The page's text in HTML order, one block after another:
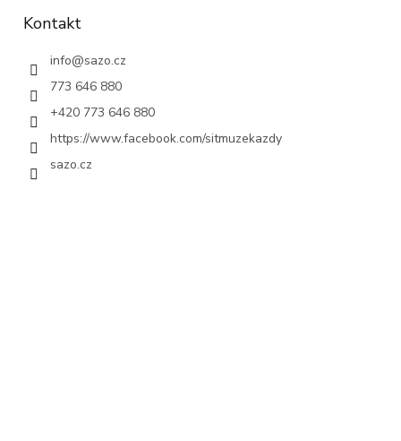
Kontakt
info@sazo.cz
773 646 880
+420 773 646 880
https://www.facebook.com/sitmuzekazdy
sazo.cz